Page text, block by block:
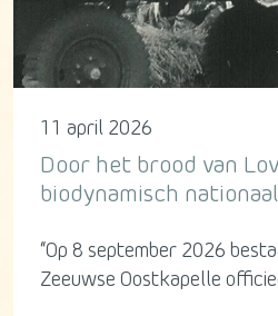
11 april 2026
Door het brood van
biodynamisch
“Op 8 september 2026
Zeeuwse Oostkapelle